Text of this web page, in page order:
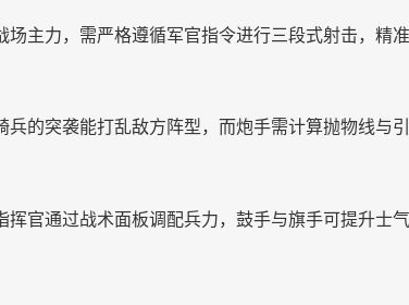
场主力，需严格遵循军官指令进行三段式射击，精
兵的突袭能打乱敌方阵型，而炮手需计算抛物线与
挥官通过战术面板调配兵力，鼓手与旗手可提升士